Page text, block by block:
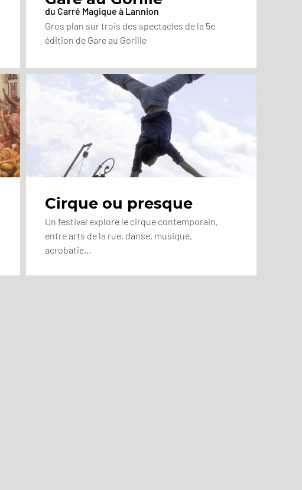
du Carré Magique à Lannion
Gros plan sur trois des spectacles de la 5e
édition de Gare au Gorille
Cirque ou presque
Un festival explore le cirque contemporain,
entre arts de la rue, danse, musique,
acrobatie…